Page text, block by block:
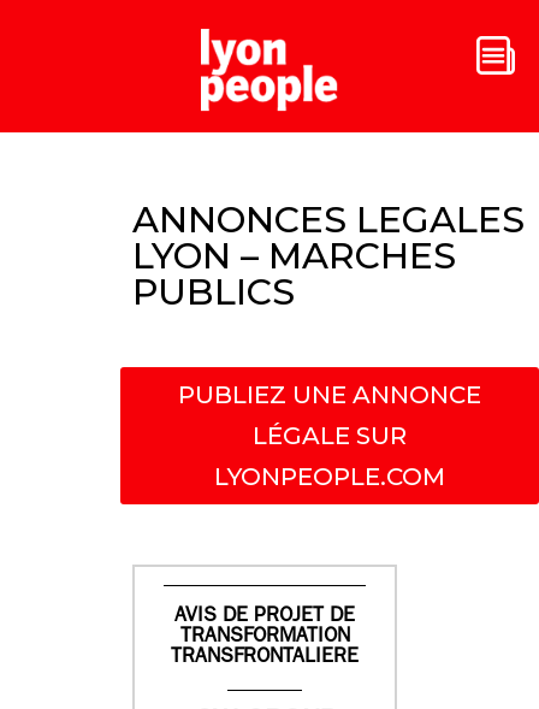
ANNONCES LEGALES
LYON – MARCHES
PUBLICS
PUBLIEZ UNE ANNONCE
LÉGALE SUR
LYONPEOPLE.COM
AVIS DE PROJET DE
TRANSFORMATION
TRANSFRONTALIERE